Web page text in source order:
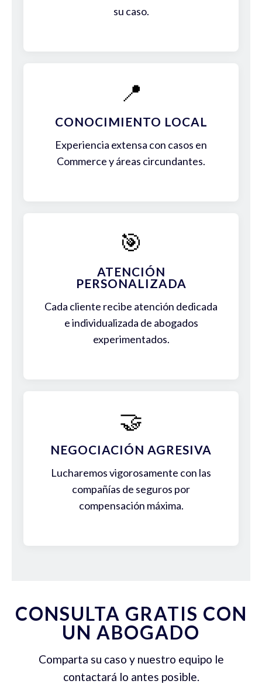
su caso.
📍
CONOCIMIENTO LOCAL
Experiencia extensa con casos en
Commerce y áreas circundantes.
🎯
ATENCIÓN
PERSONALIZADA
Cada cliente recibe atención dedicada
e individualizada de abogados
experimentados.
🤝
NEGOCIACIÓN AGRESIVA
Lucharemos vigorosamente con las
compañías de seguros por
compensación máxima.
CONSULTA GRATIS CON
UN ABOGADO
Comparta su caso y nuestro equipo le
contactará lo antes posible.